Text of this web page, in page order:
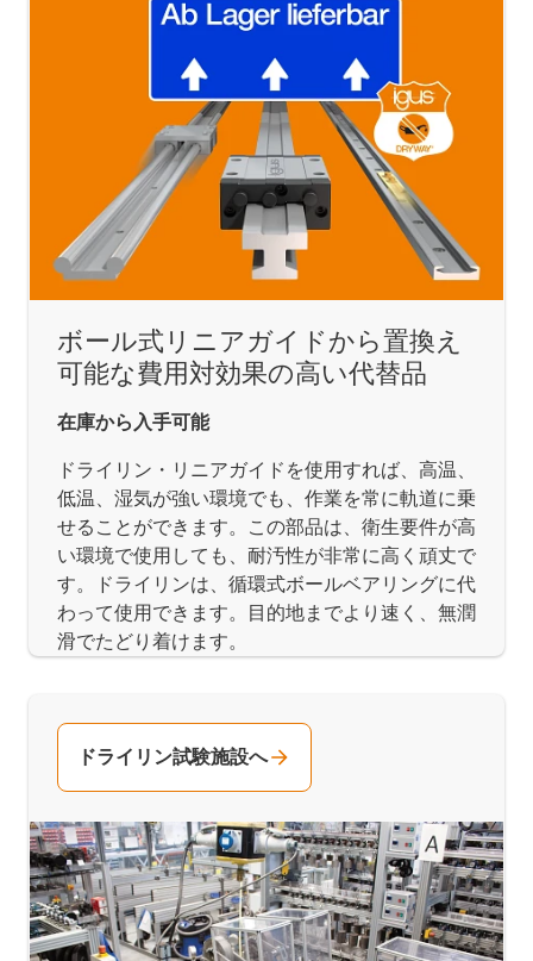
ボール式リニアガイドから置換え
可能な費用対効果の高い代替品
在庫から入手可能
ドライリン・リニアガイドを使用すれば、高温、
低温、湿気が強い環境でも、作業を常に軌道に乗
せることができます。この部品は、衛生要件が高
い環境で使用しても、耐汚性が非常に高く頑丈で
す。ドライリンは、循環式ボールベアリングに代
わって使用できます。目的地までより速く、無潤
滑でたどり着けます。
ドライリン試験施設へ